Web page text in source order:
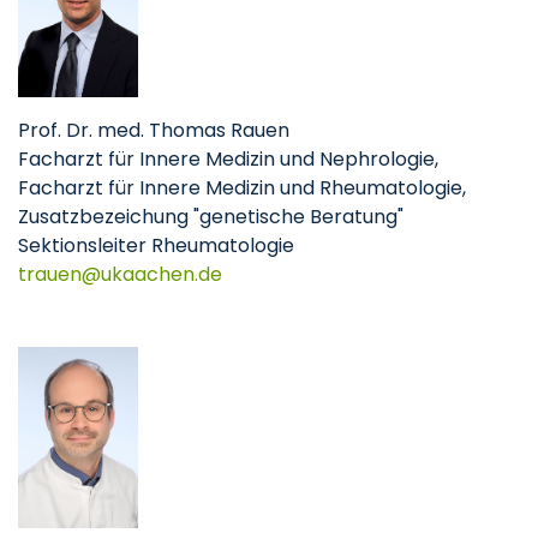
Prof. Dr. med. Thomas Rauen
Facharzt für Innere Medizin und Nephrologie,
Facharzt für Innere Medizin und Rheumatologie,
Zusatzbezeichung "genetische Beratung"
Sektionsleiter Rheumatologie
trauen
ukaachende